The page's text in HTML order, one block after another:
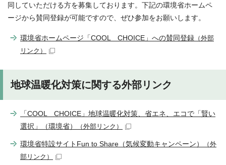
同していただける方を募集しております。下記の環境省ホームペ
ージから賛同登録が可能ですので、ぜひ参加をお願いします。
環境省ホームページ「COOL CHOICE」への賛同登録 （外部
リンク）
地球温暖化対策に関する外部リンク
「COOL CHOICE」地球温暖化対策、省エネ、エコで「賢い
選択」（環境省）
（外部リンク）
環境省特設サイトFun to Share（気候変動キャンペーン）
（外
部リンク）